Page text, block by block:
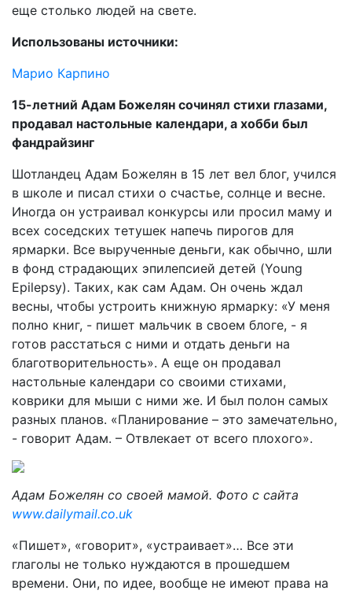
еще столько людей на свете.
Использованы источники:
Марио Карпино
15-летний Адам Божелян сочинял стихи глазами,
продавал настольные календари, а хобби был
фандрайзинг
Шотландец Адам Божелян в 15 лет вел блог, учился
в школе и писал стихи о счастье, солнце и весне.
Иногда он устраивал конкурсы или просил маму и
всех соседских тетушек напечь пирогов для
ярмарки. Все вырученные деньги, как обычно, шли
в фонд страдающих эпилепсией детей (Young
Epilepsy). Таких, как сам Адам. Он очень ждал
весны, чтобы устроить книжную ярмарку: «У меня
полно книг, - пишет мальчик в своем блоге, - я
готов расстаться с ними и отдать деньги на
благотворительность». А еще он продавал
настольные календари со своими стихами,
коврики для мыши с ними же. И был полон самых
разных планов. «Планирование – это замечательно,
- говорит Адам. – Отвлекает от всего плохого».
Адам Божелян со своей мамой. Фото с сайта
www.dailymail.co.uk
«Пишет», «говорит», «устраивает»… Все эти
глаголы не только нуждаются в прошедшем
времени. Они, по идее, вообще не имеют права на